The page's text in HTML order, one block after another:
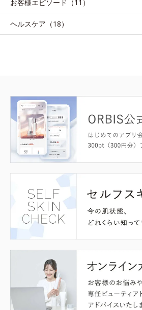
お客様エピソード（11）
ヘルスケア（18）